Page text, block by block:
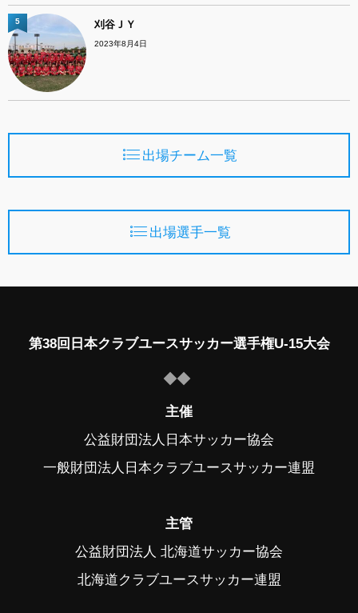
刈谷ＪＹ
2023年8月4日
5
出場チーム一覧
出場選手一覧
第38回日本クラブユースサッカー選手権U-15大会
主催
公益財団法人日本サッカー協会
一般財団法人日本クラブユースサッカー連盟
主管
公益財団法人 北海道サッカー協会
北海道クラブユースサッカー連盟